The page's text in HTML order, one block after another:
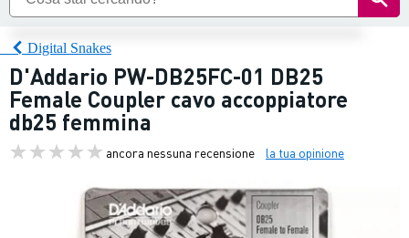
Digital Snakes
D'Addario PW-DB25FC-01 DB25
Female Coupler cavo accoppiatore
db25 femmina
ancora nessuna recensione la tua opinione